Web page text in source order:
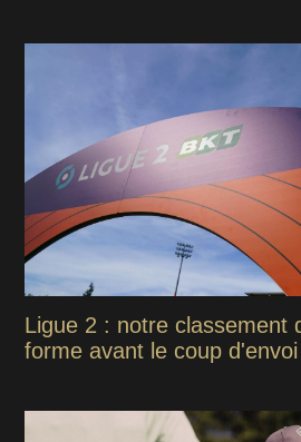
Ligue 2 : notre classement
forme avant le coup d'envoi